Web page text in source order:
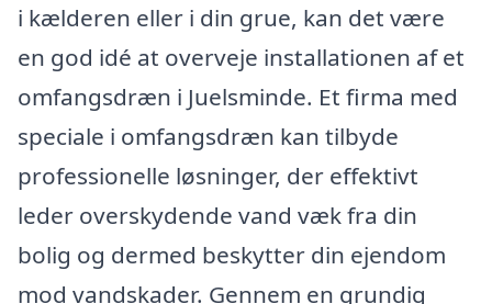
i kælderen eller i din grue, kan det være
en god idé at overveje installationen af et
omfangsdræn i Juelsminde. Et firma med
speciale i omfangsdræn kan tilbyde
professionelle løsninger, der effektivt
leder overskydende vand væk fra din
bolig og dermed beskytter din ejendom
mod vandskader. Gennem en grundig